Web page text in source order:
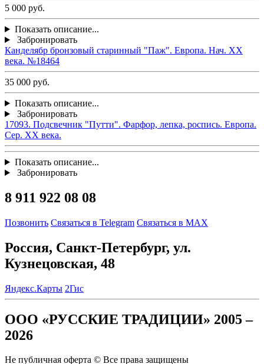
5 000 руб.
Показать описание...
Забронировать
Канделябр бронзовый старинный "Паж". Европа. Нач. ХХ
века. №18464
35 000 руб.
Показать описание...
Забронировать
17093. Подсвечник "Путти". Фарфор, лепка, роспись. Европа.
Сер. ХХ века.
Показать описание...
Забронировать
8 911 922 08 08
Позвонить Связаться в Telegram Связаться в MAX
Россия, Санкт-Петербург, ул.
Кузнецовская, 48
Яндекс.Карты 2Гис
ООО «РУССКИЕ ТРАДИЦИИ» 2005 –
2026
Не публичная оферта © Все права защищены